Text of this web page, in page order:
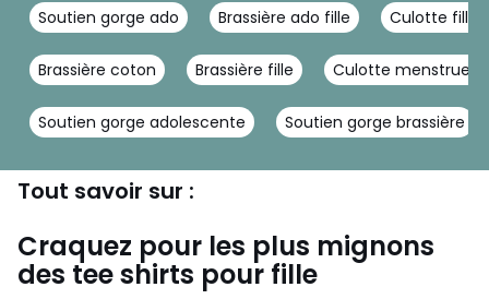
Soutien gorge ado Brassière ado fille Culotte fille
Brassière coton Brassière fille Culotte
Soutien gorge adolescente Soutien gorge brassière
Tout savoir sur :
Craquez pour les plus mignons
des tee shirts pour fille